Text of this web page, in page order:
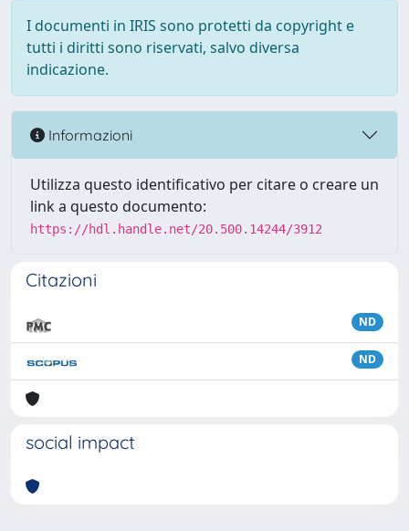
I documenti in IRIS sono protetti da copyright e
tutti i diritti sono riservati, salvo diversa
indicazione.
Informazioni
Utilizza questo identificativo per citare o creare un
link a questo documento:
https://hdl.handle.net/20.500.14244/3912
Citazioni
ND
ND
social impact